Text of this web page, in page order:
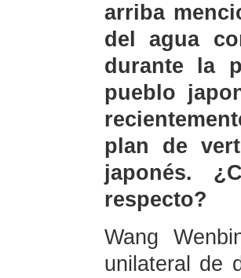
arriba
del agua
durante la
pueblo
plan de
japonés.
respecto?
Wang
unilateral de